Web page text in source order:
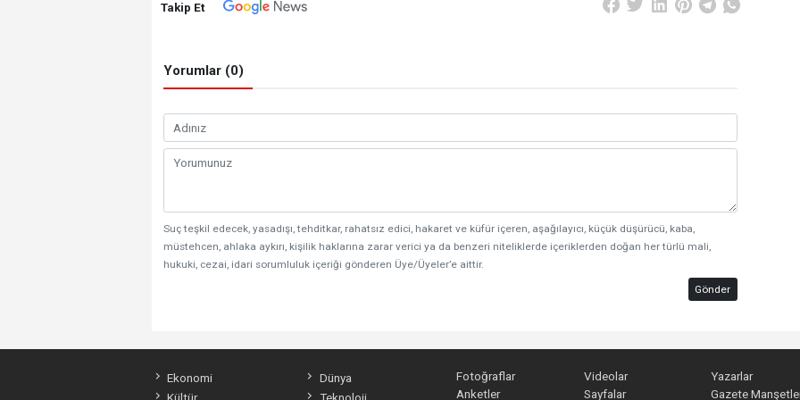
Takip Et
Yorumlar (0)
Suç teşkil edecek, yasadışı, tehditkar, rahatsız edici, hakaret ve küfür içeren, aşağılayıcı, küçük düşürücü, kaba,
müstehcen, ahlaka aykırı, kişilik haklarına zarar verici ya da benzeri niteliklerde içeriklerden doğan her türlü mali,
hukuki, cezai, idari sorumluluk içeriği gönderen Üye/Üyeler’e aittir.
Gönder
Ekonomi
Dünya
Fotoğraflar Videolar
Yazarlar
Anketler
Sayfalar Gazete